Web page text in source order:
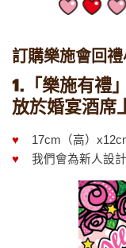
訂購樂施會回
1.「樂施有禮
放於婚宴酒席
♥ 17cm（高）
♥ 我們會為新人設